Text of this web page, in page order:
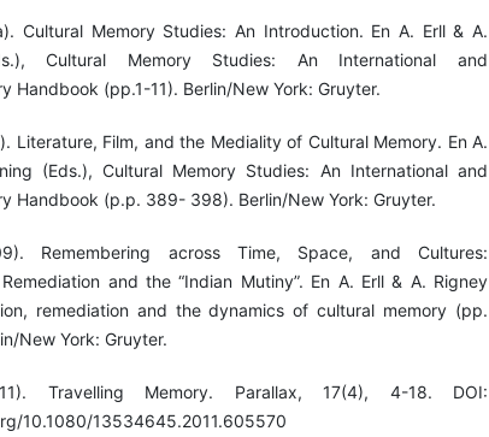
Cultural Memory Studies: An Introduction. En A. Erll & A.
Cultural Memory Studies: An International and
Handbook (pp.1-11). Berlin/New York: Gruyter.
Literature, Film, and the Mediality of Cultural Memory. En A.
(Eds.), Cultural Memory Studies: An International and
Handbook (p.p. 389- 398). Berlin/New York: Gruyter.
Remembering across Time, Space, and Cultures:
and the “Indian Mutiny”. En A. Erll & A. Rigney
remediation and the dynamics of cultural memory (pp.
New York: Gruyter.
Travelling Memory. Parallax, 17(4), 4-18. DOI:
10.1080/13534645.2011.605570